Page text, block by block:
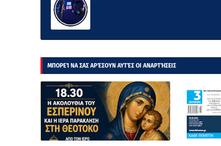
ΜΠΟΡΕΊ ΝΑ ΣΑΣ ΑΡΈΣΟΥΝ ΑΥΤΈΣ ΟΙ ΑΝΑΡΤΉΣΕΙΣ